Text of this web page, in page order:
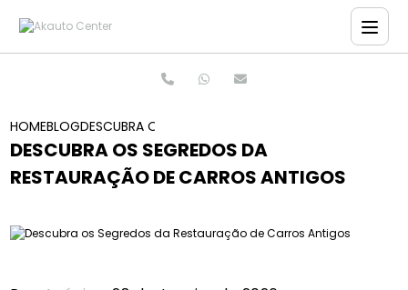
HOMEBLOGDESCUBRA OS SEGREDOS DA RESTAURAÇÃO DE
DESCUBRA OS SEGREDOS DA
RESTAURAÇÃO DE CARROS ANTIGOS